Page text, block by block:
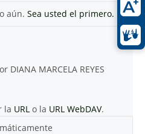
aún. Sea usted el primero.
MARCELA REYES
la URL o la URL WebDAV.